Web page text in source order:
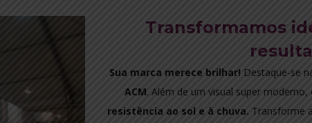
Transformamos
Sua marca merece brilhar! Destaque-se
ACM. Além de um visual super moderno,
resistência ao sol e à chuva. Transforme